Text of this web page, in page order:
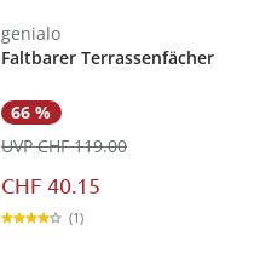
genialo
Faltbarer Terrassenfächer
66 %
CHF 40.15
UVP CHF 119.00
(1)